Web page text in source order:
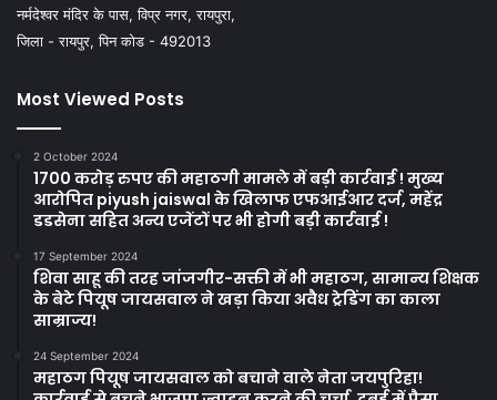
नर्मदेश्वर मंदिर के पास, विप्र नगर, रायपुरा,
जिला - रायपुर, पिन कोड - 492013
Most Viewed Posts
2 October 2024
1700 करोड़ रुपए की महाठगी मामले में बड़ी कार्रवाई ! मुख्य
आरोपित piyush jaiswal के खिलाफ एफआईआर दर्ज, महेंद्र
डडसेना सहित अन्य एजेंटों पर भी होगी बड़ी कार्रवाई !
17 September 2024
शिवा साहू की तरह जांजगीर-सक्ती में भी महाठग, सामान्य शिक्षक
के बेटे पियूष जायसवाल ने खड़ा किया अवैध ट्रेडिंग का काला
साम्राज्य!
24 September 2024
महाठग पियूष जायसवाल को बचाने वाले नेता जयपुरिहा!